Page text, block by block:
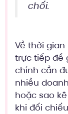
chối.
Về thời
trực tiếp để
chính cần
nhiều
hoặc sao
khi đối